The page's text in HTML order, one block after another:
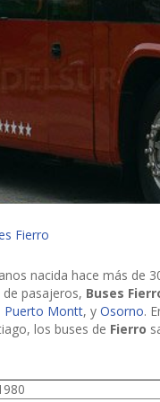
Fierro
nacida hace más de
pasajeros, Buses
Puerto Montt, y Osorno.
los buses de Fierro